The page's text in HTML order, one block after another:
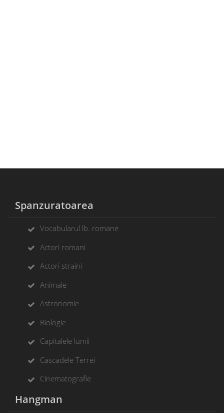
Spanzuratoarea
Vocabularul lb. romane
Actori romani
Actori straini
Animale
Astronomie
Biologie
Capitalele lumii
Cascadele Terrei
Cinematografie
Hangman